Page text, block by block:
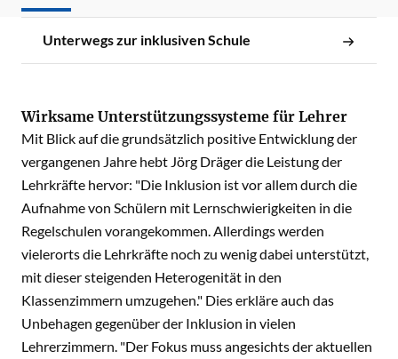
Unterwegs zur inklusiven Schule
Wirksame Unterstützungssysteme für Lehrer
Mit Blick auf die grundsätzlich positive Entwicklung der
vergangenen Jahre hebt Jörg Dräger die Leistung der
Lehrkräfte hervor: "Die Inklusion ist vor allem durch die
Aufnahme von Schülern mit Lernschwierigkeiten in die
Regelschulen vorangekommen. Allerdings werden
vielerorts die Lehrkräfte noch zu wenig dabei unterstützt,
mit dieser steigenden Heterogenität in den
Klassenzimmern umzugehen." Dies erkläre auch das
Unbehagen gegenüber der Inklusion in vielen
Lehrerzimmern. "Der Fokus muss angesichts der aktuellen